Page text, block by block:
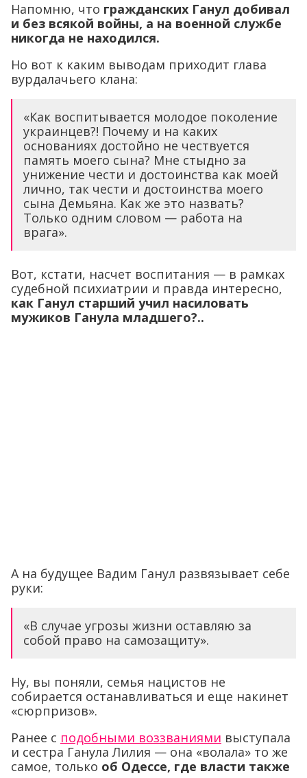
Напомню, что гражданских Ганул добивал
и без всякой войны, а на военной службе
никогда не находился.
Но вот к каким выводам приходит глава
вурдалачьего клана:
«Как воспитывается молодое поколение
украинцев?! Почему и на каких
основаниях достойно не чествуется
память моего сына? Мне стыдно за
унижение чести и достоинства как моей
лично, так чести и достоинства моего
сына Демьяна. Как же это назвать?
Только одним словом — работа на
врага».
Вот, кстати, насчет воспитания — в рамках
судебной психиатрии и правда интересно,
как Ганул старший учил насиловать
мужиков Ганула младшего?..
А на будущее Вадим Ганул развязывает себе
руки:
«В случае угрозы жизни оставляю за
собой право на самозащиту».
Ну, вы поняли, семья нацистов не
собирается останавливаться и еще накинет
«сюрпризов».
Ранее с подобными воззваниями выступала
и сестра Ганула Лилия — она «волала» то же
самое, только об Одессе, где власти также